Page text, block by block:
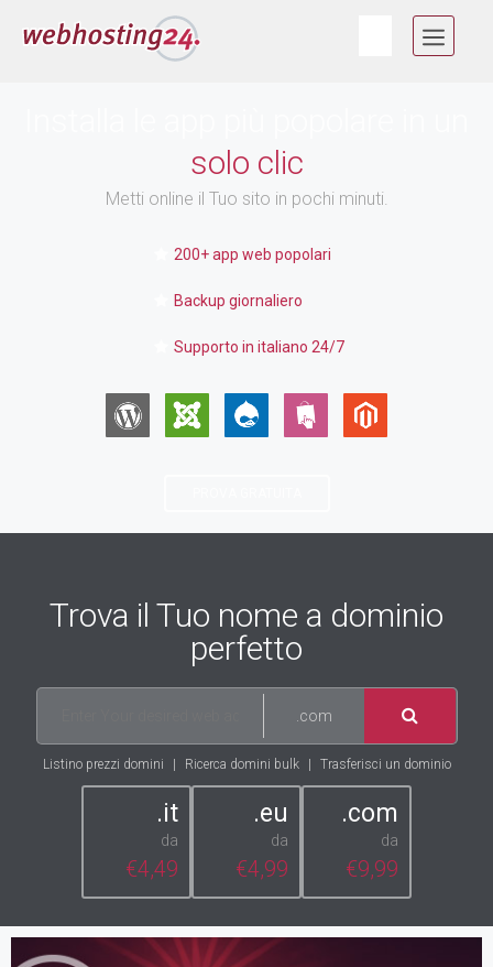
MENU
solo clic
Metti online il Tuo sito in pochi minuti.
200+ app web popolari
Backup giornaliero
Supporto in italiano 24/7
Trova il Tuo nome a dominio
perfetto
.com
Listino prezzi domini Ricerca domini bulk Trasferisci un dominio
.it
da
€4,49
.eu
da
€4,99
.com
da
€9,99